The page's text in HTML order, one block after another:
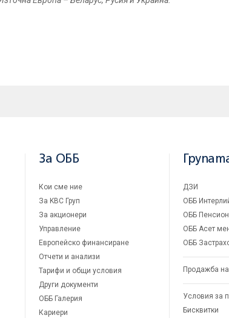
За ОББ
Кои сме ние
За KBC Груп
За акционери
Управление
Европейско финансиране
Отчети и анализи
Тарифи и общи условия
Други документи
ОББ Галерия
Кариери
ДЗИ
ОББ
ОББ
ОББ Асет
ОББ
Продажба
Условия за
Бисквитки